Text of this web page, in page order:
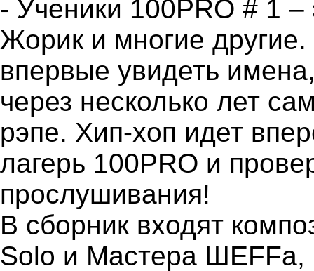
- Ученики 100PRO # 1
Жорик и многие
впервые увидеть
через несколько лет
рэпе. Хип-хоп идет
лагерь 100PRO и
прослушивания!
В сборник входят
Solo и Мастера ШЕFFа,